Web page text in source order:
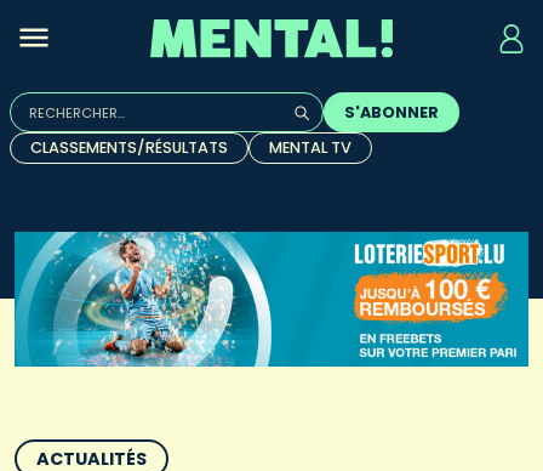
Rechercher :
Quand les résultats de l'auto-complétion sont
S'ABONNER
CLASSEMENTS/RÉSULTATS
MENTAL TV
ACTUALITÉS